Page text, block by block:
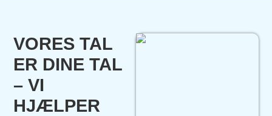
VORES TAL
ER DINE TAL
– VI
HJÆLPER